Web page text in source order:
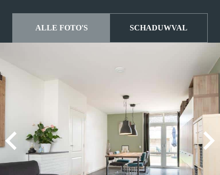
ALLE FOTO'S SCHADUWVAL
2025-11-02
EEN FUNDA GEBRUIKER
Aan de makelaar valt niets op te merken! Hij is
zeer professioneel, verzorgt goed advies en
begeleid je in het proces. Hij is goed bereikbaar.
Ik zou hem aan familie aanbevelen en ook in de
toekomst weer als makelaar inschakelen